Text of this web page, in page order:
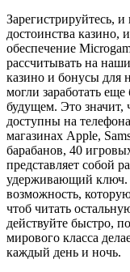
Зарегистрируйтесь,
достоинства казино,
обеспечение
рассчитывать на
казино и бонусы для
могли заработать
будущем. Это значит,
доступны на
магазинах Apple,
барабанов, 40
представляет собой
удерживающий ключ.
возможность,
чтоб читать
действуйте быстро,
мирового класса
каждый день и ночь.